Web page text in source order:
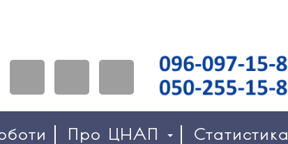
Про ЦНАП Статистика